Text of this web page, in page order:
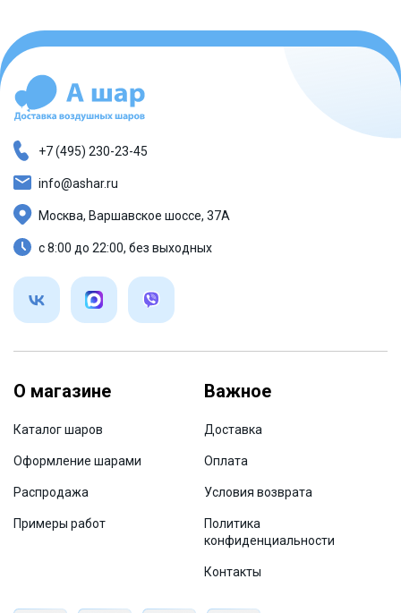
О магазине
Каталог шаров
Оформление шарами
Распродажа
Примеры работ
Важное
Доставка
Оплата
Условия возврата
Политика
конфиденциальности
Контакты
+7 (495) 230-23-45
info@ashar.ru
Москва, Варшавское шоссе, 37А
с 8:00 до 22:00, без выходных